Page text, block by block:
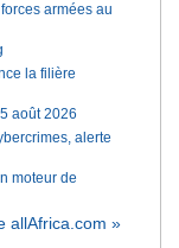
armées au
la filière
août 2026
alerte
moteur de
allAfrica.com »